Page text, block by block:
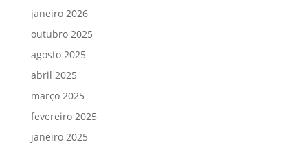
janeiro 2026
outubro 2025
agosto 2025
abril 2025
março 2025
fevereiro 2025
janeiro 2025